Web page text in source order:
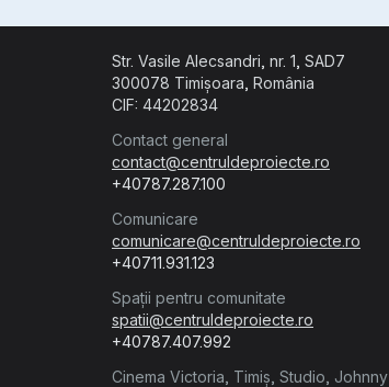
Str. Vasile Alecsandri, nr. 1, SAD7
300078 Timișoara, România
CIF: 44202834
Contact general
contact@centruldeproiecte.ro
+40787.287.100
Comunicare
comunicare@centruldeproiecte.ro
+40711.931.123
Spații pentru comunitate
spatii@centruldeproiecte.ro
+40787.407.992
Cinema Victoria, Timiș, Studio, Johnny